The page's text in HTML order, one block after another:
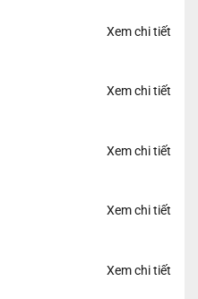
Xem chi tiết
Xem chi tiết
Xem chi tiết
Xem chi tiết
Xem chi tiết